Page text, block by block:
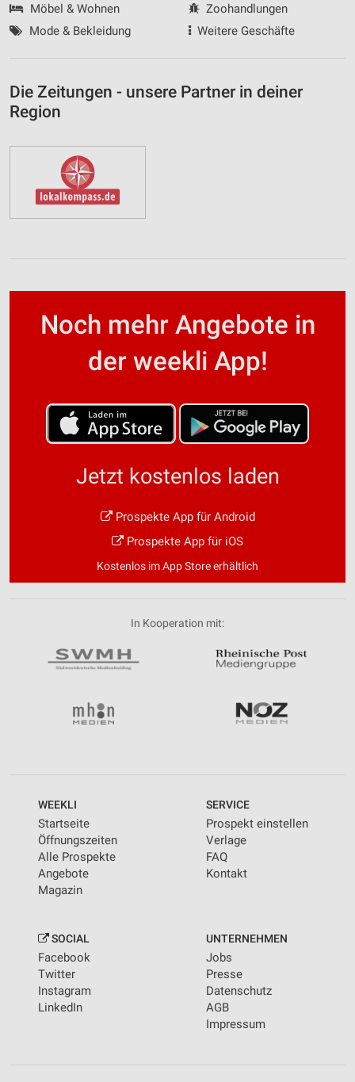
Möbel & Wohnen
Mode & Bekleidung
Zoohandlungen
Weitere Geschäfte
Die Zeitungen - unsere Partner in deiner
Region
Noch mehr Angebote in
der weekli App!
Jetzt kostenlos laden
Prospekte App für Android
Prospekte App für iOS
Kostenlos im App Store erhältlich
In Kooperation mit:
WEEKLI
Startseite
Öffnungszeiten
Alle Prospekte
Angebote
Magazin
SERVICE
Prospekt einstellen
Verlage
FAQ
Kontakt
SOCIAL
Facebook
Twitter
Instagram
LinkedIn
UNTERNEHMEN
Jobs
Presse
Datenschutz
AGB
Impressum